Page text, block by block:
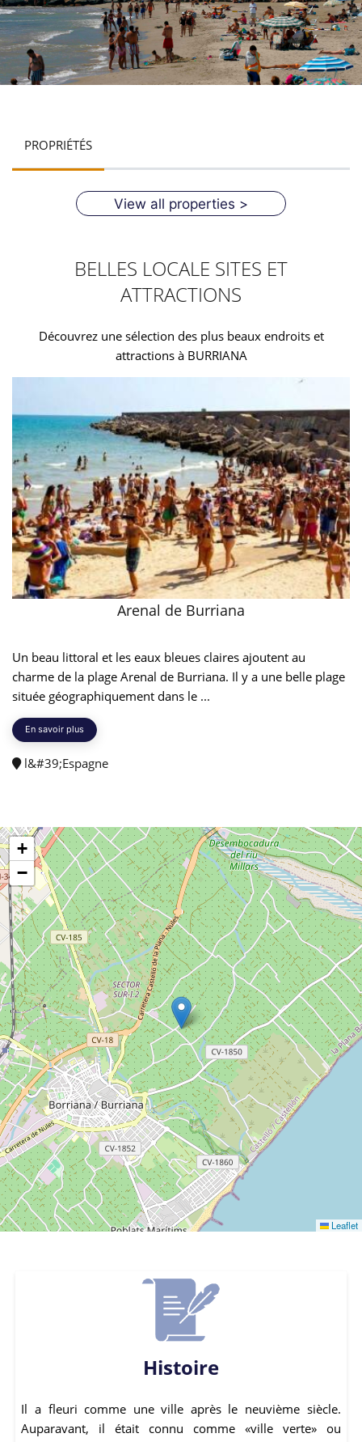
PROPRIÉTÉS
View all properties >
BELLES LOCALE SITES ET
ATTRACTIONS
Découvrez une sélection des plus beaux endroits et
attractions à BURRIANA
Arenal de Burriana
Un beau littoral et les eaux bleues claires ajoutent au
charme de la plage Arenal de Burriana. Il y a une belle plage
située géographiquement dans le ...
En savoir plus
l&#39;Espagne
+
−
Leaflet
Histoire
Il a fleuri comme une ville après le neuvième siècle.
Auparavant, il était connu comme «ville verte» ou